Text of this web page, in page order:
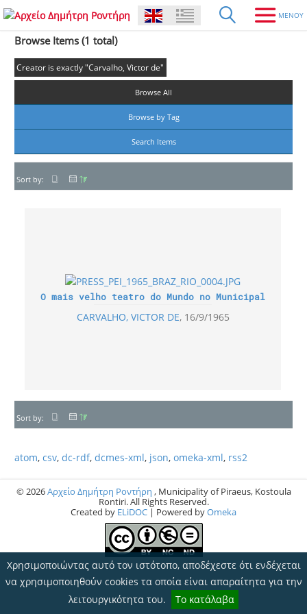
Χρησιμοποιώντας αυτό τον ιστότοπο, αποδέχεστε ότι ενδέχεται
να χρησιμοποιηθούν cookies τα οποία είναι απαραίτητα για την
λειτουργικότητα του.
Το κατάλαβα
Browse Items (1 total)
Creator is exactly "Carvalho, Victor de"
Browse All
Browse by Tag
Search Items
Sort by:
O mais velho teatro do Mundo no Municipal
CARVALHO, VICTOR DE 16/9/1965
Sort by:
atom, csv, dc-rdf, dcmes-xml, json, omeka-xml, rss2
© 2026Αρχείο Δημήτρη Ροντήρη , Municipality of Piraeus, Kostoula
Rontiri. All Rights Reserved.
Created by ELiDOC | Powered byOmeka